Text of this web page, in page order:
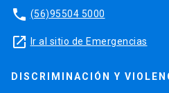
phone (56)95504 5000
launch Ir al sitio de Emergencias
DISCRIMINACIÓN Y